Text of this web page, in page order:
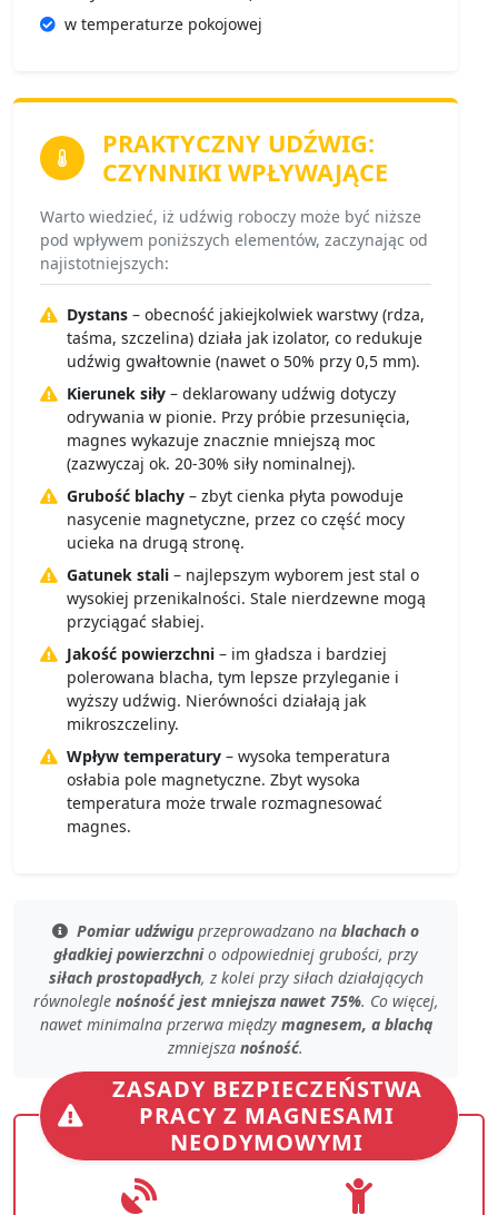
w temperaturze pokojowej
PRAKTYCZNY UDŹWIG:
CZYNNIKI WPŁYWAJĄCE
Warto wiedzieć, iż udźwig roboczy może być niższe
pod wpływem poniższych elementów, zaczynając od
najistotniejszych:
Dystans – obecność jakiejkolwiek warstwy (rdza,
taśma, szczelina) działa jak izolator, co redukuje
udźwig gwałtownie (nawet o 50% przy 0,5 mm).
Kierunek siły – deklarowany udźwig dotyczy
odrywania w pionie. Przy próbie przesunięcia,
magnes wykazuje znacznie mniejszą moc
(zazwyczaj ok. 20-30% siły nominalnej).
Grubość blachy – zbyt cienka płyta powoduje
nasycenie magnetyczne, przez co część mocy
ucieka na drugą stronę.
Gatunek stali – najlepszym wyborem jest stal o
wysokiej przenikalności. Stale nierdzewne mogą
przyciągać słabiej.
Jakość powierzchni – im gładsza i bardziej
polerowana blacha, tym lepsze przyleganie i
wyższy udźwig. Nierówności działają jak
mikroszczeliny.
Wpływ temperatury – wysoka temperatura
osłabia pole magnetyczne. Zbyt wysoka
temperatura może trwale rozmagnesować
magnes.
Pomiar udźwigu przeprowadzano na blachach o
gładkiej powierzchnio odpowiedniej grubości, przy
siłach prostopadłych, z kolei przy siłach działających
równolegle nośność jest mniejsza nawet 75%. Co więcej,
nawet minimalna przerwamiędzy magnesem, a blachą
zmniejsza nośność.
ZASADY BEZPIECZEŃSTWA
PRACY Z MAGNESAMI
NEODYMOWYMI